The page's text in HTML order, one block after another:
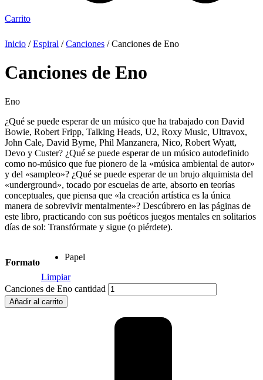
Carrito
Inicio /Espiral /Canciones / Canciones de Eno
Canciones de Eno
Eno
¿Qué se puede esperar de un músico que ha trabajado con David
Bowie, Robert Fripp, Talking Heads, U2, Roxy Music, Ultravox,
John Cale, David Byrne, Phil Manzanera, Nico, Robert Wyatt,
Devo y Custer? ¿Qué se puede esperar de un músico autodefinido
como no-músico que fue pionero de la «música ambiental de autor»
y del «sampleo»? ¿Qué se puede esperar de un brujo alquimista del
«underground», tocado por escuelas de arte, absorto en teorías
conceptuales, que piensa que «la creación artística es la única
manera de sobrevivir mentalmente»? Descúbrero en las páginas de
este libro, practicando con sus poéticos juegos mentales en solitarios
días de sol: Transfórmate y sigue (o piérdete).
Formato
Papel
Limpiar
Canciones de Eno cantidad
Añadir al carrito